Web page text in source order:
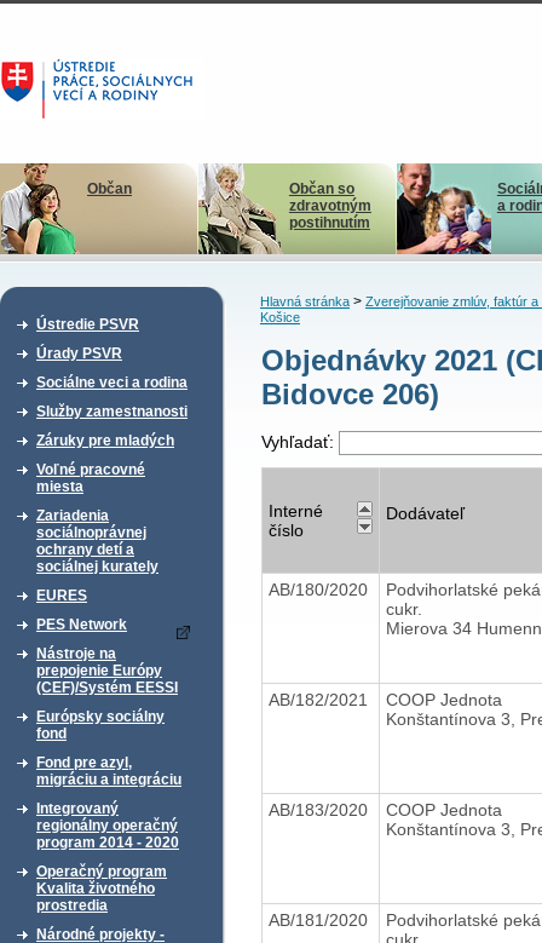
Občan
Občan so
zdravotným
postihnutím
a
Ústredie PSVR
Úrady PSVR
Sociálne veci a rodina
Služby zamestnanosti
Záruky pre mladých
Voľné pracovné
miesta
Zariadenia
sociálnoprávnej
ochrany detí a
sociálnej kurately
EURES
PES Network
Nástroje na
prepojenie Európy
(CEF)/Systém EESSI
Európsky sociálny
fond
Fond pre azyl,
migráciu a integráciu
Integrovaný
regionálny operačný
program 2014 - 2020
Operačný program
Kvalita životného
prostredia
Národné projekty -
Hlavná stránka> Zverejňovanie zmlúv, faktúr a
Košice
Objednávky 2021
Bidovce 206)
Vyhľadať:
Interné
číslo
Dodávateľ
AB/180/2020
Podvihorlatské
cukr.
Mierova 34
AB/182/2021
COOP Jednota
Konštantínova 3,
AB/183/2020
COOP Jednota
Konštantínova 3,
AB/181/2020
Podvihorlatské